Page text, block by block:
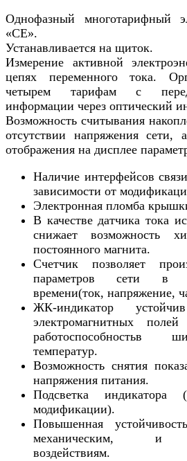
Однофазный многотарифный
«СЕ».
Устанавливается на щиток.
Измерение активной
цепях переменного тока.
четырем тарифам с
информации через оптический
Возможность считывания
отсутствии напряжения сети,
отображения на дисплее
Наличие интерфейсов
зависимости от
Электронная пломба
В качестве датчика тока
снижает возможность
постоянного магнита.
Счетчик позволяет
параметров сети в
времени(ток, напряжение,
ЖК-индикатор
электромагнитных
работоспособностьв
температур.
Возможность снятия
напряжения питания.
Подсветка
модификации).
Повышенная
механическим, и
воздействиям.